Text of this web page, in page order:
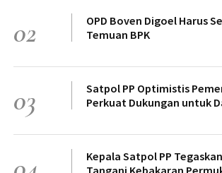
02
OPD Boven Digoel Harus
Temuan BPK
03
Satpol PP Optimistis
Perkuat Dukungan untuk
Kepala Satpol PP